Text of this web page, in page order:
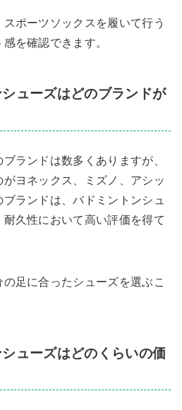
ポーツソックスを履いて行う
を確認できます。
ューズはどのブランドが
ランドは数多くありますが、
ヨネックス、ミズノ、アシッ
ランドは、バドミントンシュ
久性において高い評価を得て
足に合ったシューズを選ぶこ
ューズはどのくらいの価